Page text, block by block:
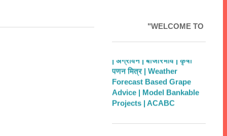
"WELCOME TO
पणन मित्र | Weather
Forecast Based Grape
Advice | Model Bankable
Projects |ACABC